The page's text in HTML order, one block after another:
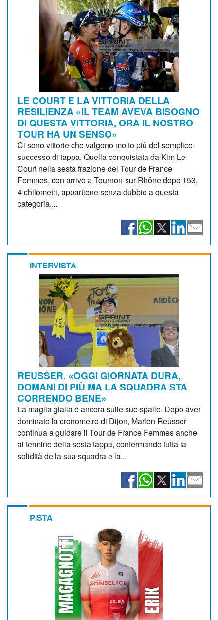
LE COURT E LA VITTORIA DELLA
RESILIENZA «IL TEAM AVEVA BISOGNO
DI QUESTA VITTORIA, ORA IL NOSTRO
TOUR HA UN SENSO»
Ci sono vittorie che valgono molto più del semplice
successo di tappa. Quella conquistata da Kim Le
Court nella sesta frazione del Tour de France
Femmes, con arrivo a Tournon-sur-Rhône dopo 153,
4 chilometri, appartiene senza dubbio a questa
categoria....
INTERVISTA
REUSSER. «OGGI GIORNATA DURA,
DOMANI DI PIÙ MA LA SQUADRA STA
CORRENDO BENE»
La maglia gialla è ancora sulle sue spalle. Dopo aver
dominato la cronometro di Dijon, Marlen Reusser
continua a guidare il Tour de France Femmes anche
al termine della sesta tappa, confermando tutta la
solidità della sua squadra e la...
PISTA